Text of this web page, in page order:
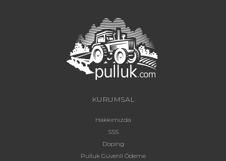
KURUMSAL
Hakkımızda
SSS
Doping
Pulluk Güvenli Ödeme